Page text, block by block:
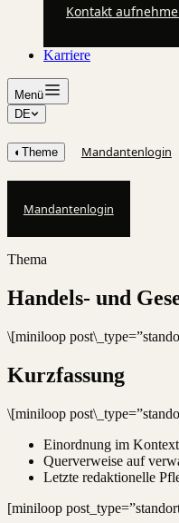
Kontakt
Karriere
Menü
DE
◐ Theme Mandantenlogin
Mandantenlogin
Thema
Handels- und
\[miniloop
Kurzfassung
\[miniloop
Einordnung im
Querverweise auf
Letzte redaktionelle
[miniloop